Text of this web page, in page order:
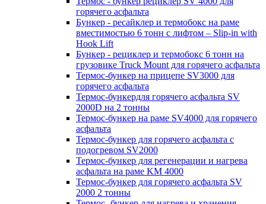
горячего асфальта
Бункер - ресайклер и термобокс на раме
вместимостью 6 тонн с лифтом – Slip-in with
Hook Lift
Бункер - рециклер и термобокс 6 тонн на
грузовике Truck Mount для горячего асфальта
Термос-бункер на прицепе SV3000 для
горячего асфальта
Термос-бункердля горячего асфальта SV
2000D на 2 тонны
Термос-бункер на раме SV4000 для горячего
асфальта
Термос-бункер для горячего асфальта с
подогревом SV2000
Термос-бункер для регенерации и нагрева
асфальта на раме KM 4000
Термос-бункер для горячего асфальта SV
2000 2 тонны